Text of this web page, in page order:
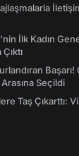
İlk Kadın
Seçildi
Taş Çıkarttı: